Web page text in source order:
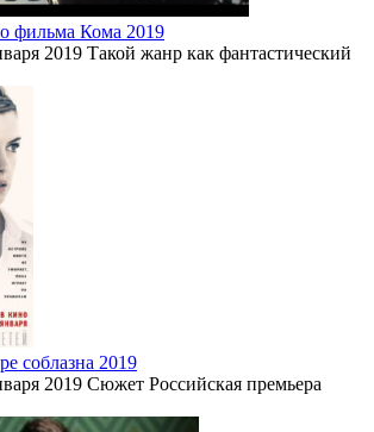
фильма Кома 2019
2019 Такой жанр как фантастический
соблазна 2019
2019 Сюжет Российская премьера